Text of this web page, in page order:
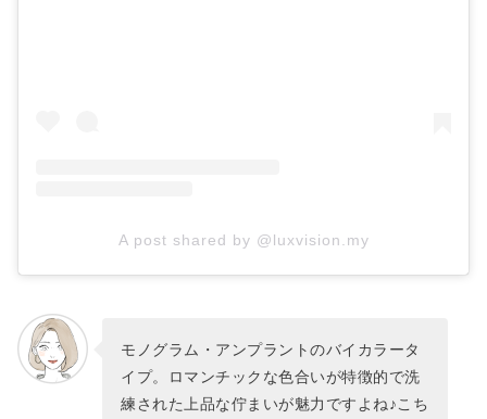
A post shared by @luxvision.my
モノグラム・アンプラントのバイカラータ
イプ。ロマンチックな色合いが特徴的で洗
練された上品な佇まいが魅力ですよね♪こち